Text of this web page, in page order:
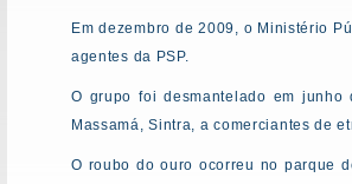
Em dezembro de 2009, o Ministério
agentes da PSP.
O grupo foi desmantelado em
Massamá, Sintra, a comerciantes de
O roubo do ouro ocorreu no parque